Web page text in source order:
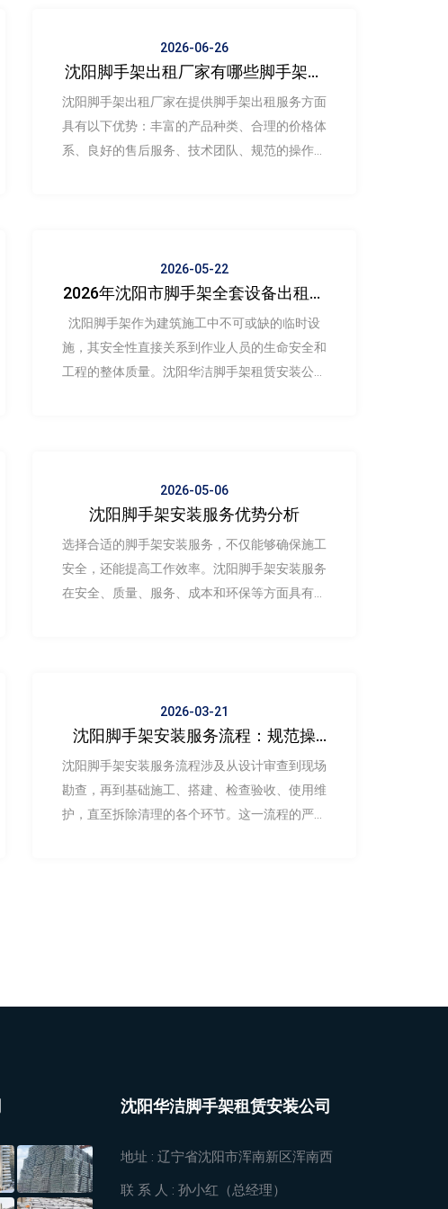
2026-06-26
沈阳脚手架出租厂家有哪些脚手架出
沈阳脚手架出租厂家在提供脚手架出租服务方面
具有以下优势：丰富的产品种类、合理的价格体
系、良好的售后服务、技术团队、规范的操作流
2026-05-22
2026年沈阳市脚手架全套设备出租硬
沈阳脚手架作为建筑施工中不可或缺的临时设
施，其安全性直接关系到作业人员的生命安全和
工程的整体质量。沈阳华洁脚手架租赁安装公司
2026-05-06
沈阳脚手架安装服务优势分析
选择合适的脚手架安装服务，不仅能够确保施工
安全，还能提高工作效率。沈阳脚手架安装服务
在安全、质量、服务、成本和环保等方面具有良
2026-03-21
沈阳脚手架安装服务流程：规范操
沈阳脚手架安装服务流程涉及从设计审查到现场
勘查，再到基础施工、搭建、检查验收、使用维
护，直至拆除清理的各个环节。这一流程的严格
沈阳华洁脚手架租赁安装公司
地址 : 辽宁省沈阳市浑南新区浑南西
联 系 人 : 孙小红（总经理）